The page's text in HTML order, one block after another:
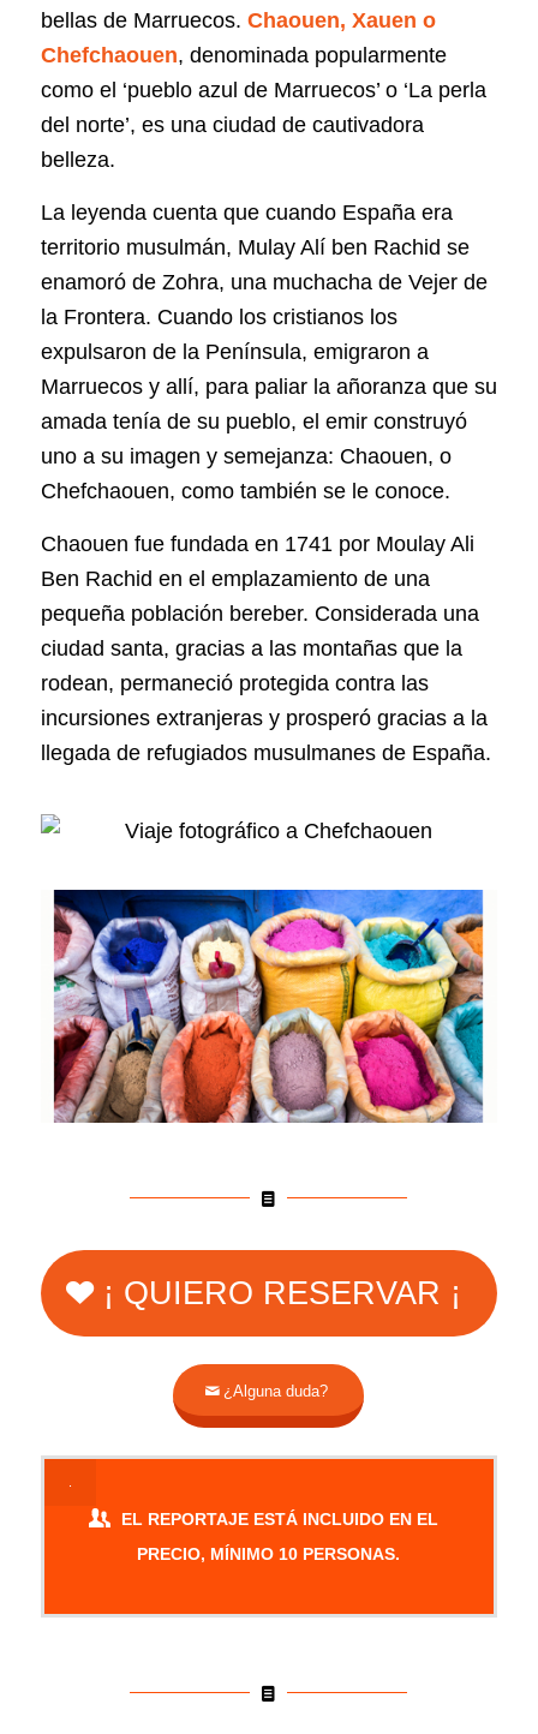
bellas de Marruecos. Chaouen, Xauen o
Chefchaouen, denominada popularmente
como el ‘pueblo azul de Marruecos’ o ‘La perla
del norte’, es una ciudad de cautivadora
belleza.
La leyenda cuenta que cuando España era
territorio musulmán, Mulay Alí ben Rachid se
enamoró de Zohra, una muchacha de Vejer de
la Frontera. Cuando los cristianos los
expulsaron de la Península, emigraron a
Marruecos y allí, para paliar la añoranza que su
amada tenía de su pueblo, el emir construyó
uno a su imagen y semejanza: Chaouen, o
Chefchaouen, como también se le conoce.
Chaouen fue fundada en 1741 por Moulay Ali
Ben Rachid en el emplazamiento de una
pequeña población bereber. Considerada una
ciudad santa, gracias a las montañas que la
rodean, permaneció protegida contra las
incursiones extranjeras y prosperó gracias a la
llegada de refugiados musulmanes de España.
¡ QUIERO RESERVAR ¡
¿Alguna duda?
EL REPORTAJE ESTÁ INCLUIDO EN EL
PRECIO, MÍNIMO 10 PERSONAS.